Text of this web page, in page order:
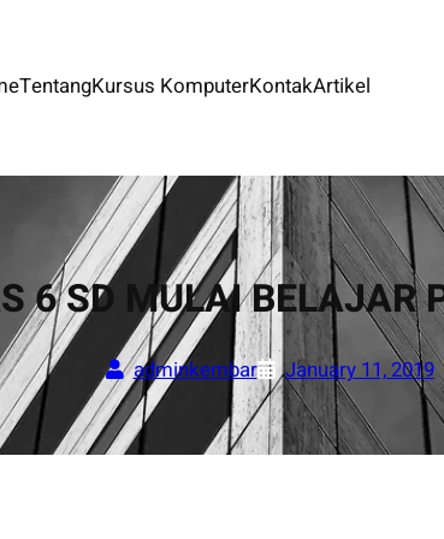
TentangKursus KomputerKontakArtikel
6 SD MULAI BELAJAR
adminkembar January 11, 2019